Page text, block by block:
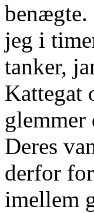
benægte.
jeg i
tanker,
Kattegat
Deres
derfor
imellem